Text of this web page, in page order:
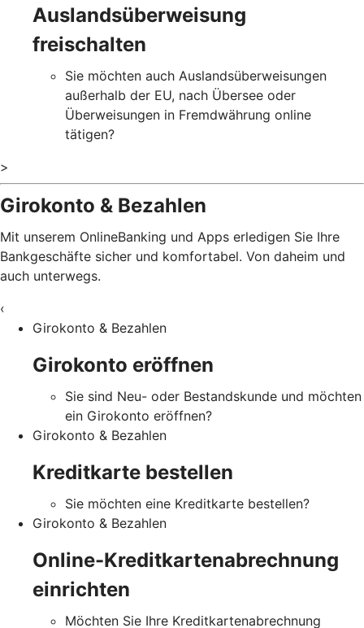
Auslandsüberweisung
freischalten
Sie möchten auch Auslandsüberweisungen
außerhalb der EU, nach Übersee oder
Überweisungen in Fremdwährung online
tätigen?
>
Girokonto & Bezahlen
Mit unserem OnlineBanking und Apps erledigen Sie Ihre
Bankgeschäfte sicher und komfortabel. Von daheim und
auch unterwegs.
‹
Girokonto & Bezahlen
Girokonto eröffnen
Sie sind Neu- oder Bestandskunde und möchten
ein Girokonto eröffnen?
Girokonto & Bezahlen
Kreditkarte bestellen
Sie möchten eine Kreditkarte bestellen?
Girokonto & Bezahlen
Online-Kreditkartenabrechnung
einrichten
Möchten Sie Ihre Kreditkartenabrechnung